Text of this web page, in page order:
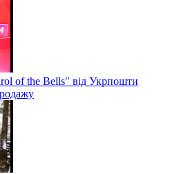
of the Bells" від Укрпошти